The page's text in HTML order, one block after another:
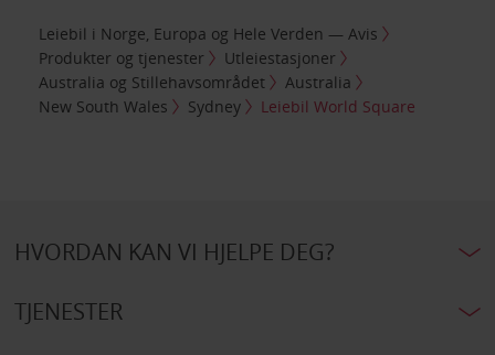
Leiebil i Norge, Europa og Hele Verden — Avis
Produkter og tjenester
Utleiestasjoner
Australia og Stillehavsområdet
Australia
New South Wales
Sydney Leiebil World Square
HVORDAN KAN VI HJELPE DEG?
TJENESTER